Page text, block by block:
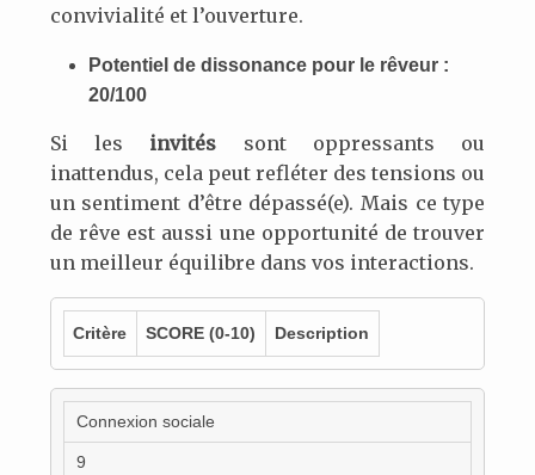
convivialité et l’ouverture.
Potentiel de dissonance pour le rêveur :
20/100
Si les invités sont oppressants ou
inattendus, cela peut refléter des tensions ou
un sentiment d’être dépassé(e). Mais ce type
de rêve est aussi une opportunité de trouver
un meilleur équilibre dans vos interactions.
Critère SCORE (0-10) Description
Connexion sociale
9